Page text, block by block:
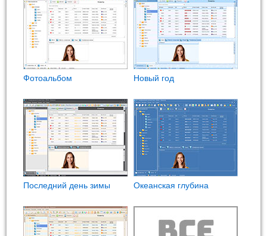
Фотоальбом Новый год
Последний день зимы Океанская глубина